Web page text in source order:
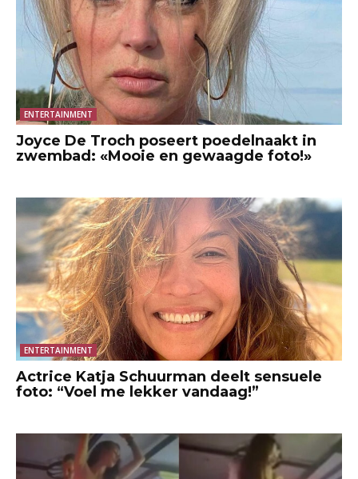
ENTERTAINMENT
Joyce De Troch poseert poedelnaakt in
zwembad: «Mooie en gewaagde foto!»
ENTERTAINMENT
Actrice Katja Schuurman deelt sensuele
foto: “Voel me lekker vandaag!”